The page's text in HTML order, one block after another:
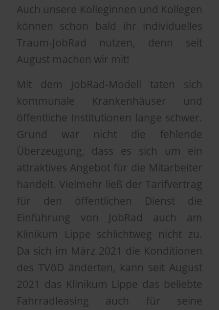
Auch unsere Kolleginnen und Kollegen
können schon bald ihr individuelles
Traum-JobRad nutzen, denn seit
August machen wir mit!
Mit dem JobRad-Modell taten sich
kommunale Krankenhäuser und
öffentliche Institutionen lange schwer.
Grund war nicht die fehlende
Überzeugung, dass es sich um ein
attraktives Angebot für die Mitarbeiter
handelt. Vielmehr ließ der Tarifvertrag
für den öffentlichen Dienst die
Einführung von JobRad auch am
Klinikum Lippe schlichtweg nicht zu.
Da sich im März 2021 die Konditionen
des TVöD änderten, kann seit August
2021 das Klinikum Lippe das beliebte
Fahrradleasing auch für seine